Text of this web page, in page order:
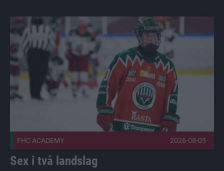
Sex i två landslag Publicerad 2026-08-05
FHC ACADEMY 2026-08-05
Sex i två landslag